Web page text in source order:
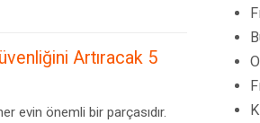
Artıracak 5
evin önemli bir parçasıdır.